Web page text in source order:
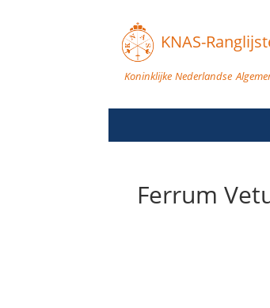
KNAS-
Koninklijke Nederlandse
Ferrum